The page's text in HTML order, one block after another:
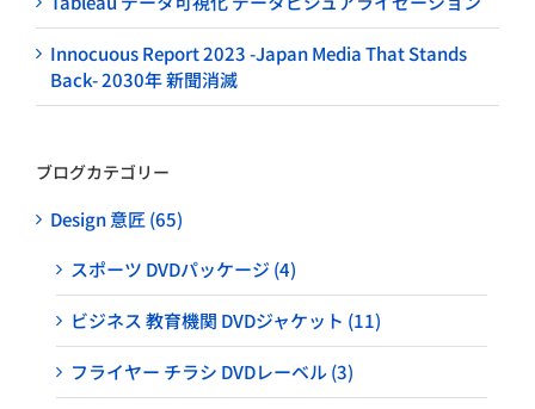
Innocuous Report 2023 -Japan Media That Stands
Back- 2030年 新聞消滅
ブログカテゴリー
Design 意匠 (65)
スポーツ DVDパッケージ (4)
ビジネス 教育機関 DVDジャケット (11)
フライヤー チラシ DVDレーベル (3)